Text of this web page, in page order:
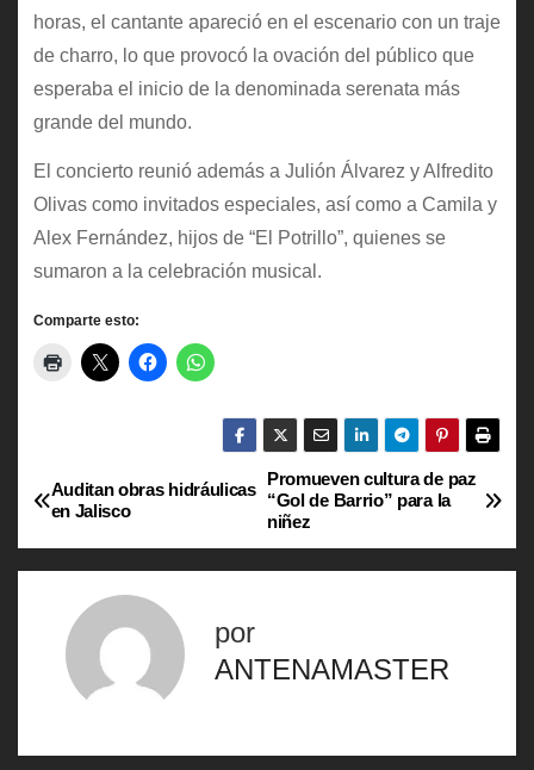
horas, el cantante apareció en el escenario con un traje
de charro, lo que provocó la ovación del público que
esperaba el inicio de la denominada serenata más
grande del mundo.
El concierto reunió además a Julión Álvarez y Alfredito
Olivas como invitados especiales, así como a Camila y
Alex Fernández, hijos de “El Potrillo”, quienes se
sumaron a la celebración musical.
Comparte esto:
N
a
Promueven cultura de paz
“Gol de Barrio” para la
niñez
Auditan obras hidráulicas
en Jalisco
por
ANTENAMASTER